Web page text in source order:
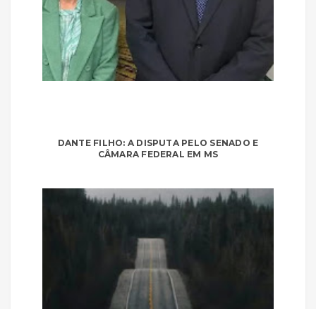
DANTE FILHO: A DISPUTA PELO SENADO E
CÂMARA FEDERAL EM MS